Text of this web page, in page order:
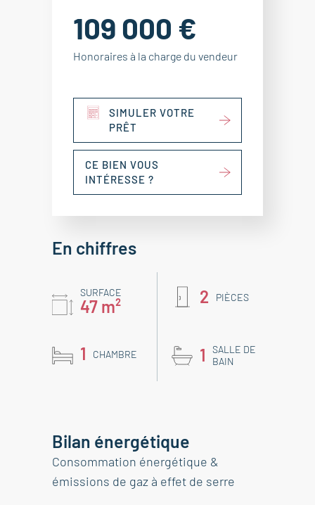
109 000 €
Honoraires à la charge du vendeur
SIMULER VOTRE
PRÊT
CE BIEN VOUS
INTÉRESSE ?
En chiffres
SURFACE
47 m² 2 PIÈCES
1 CHAMBRE 1
SALLE DE
BAIN
Bilan énergétique
Consommation énergétique &
émissions de gaz à effet de serre